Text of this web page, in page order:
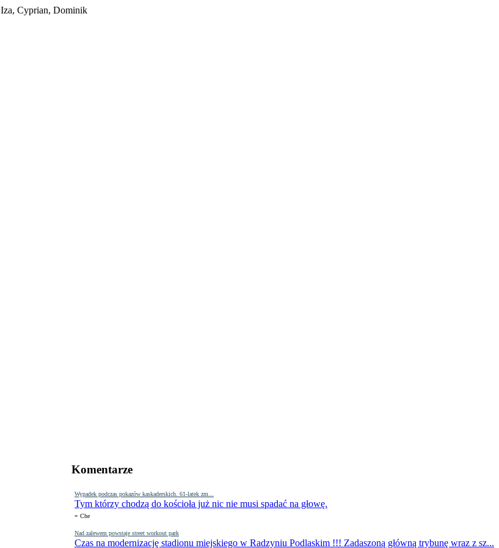
Iza, Cyprian, Dominik
Komentarze
Wypadek podczas pokazów kaskaderskich. 61-latek zm...
Tym którzy chodzą do kościoła już nic nie musi spadać na głowę.
- Che
Nad zalewem powstaje street workout park
Czas na modernizację stadionu miejskiego w Radzyniu Podlaskim !!! Zadaszoną główną trybunę wraz z sz...